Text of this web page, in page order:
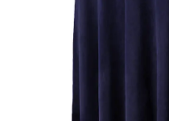
ИЗДЕЛИЯ ДЛЯ КОМФОРТА